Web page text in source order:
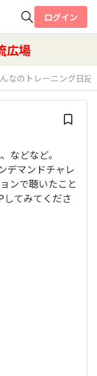
検索
ログイン
広場
なのトレーニング日記
などなど。
デマンドチャレ
ンで聴いたこと
てみてくださ